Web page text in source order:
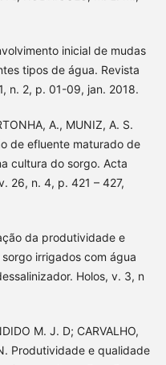
inicial de mudas
tipos de água. Revista
n. 2, p. 01-09, jan. 2018.
A., MUNIZ, A. S.
de efluente maturado de
cultura do sorgo. Acta
26, n. 4, p. 421 – 427,
da produtividade e
irrigados com água
Holos, v. 3, n
M. J. D; CARVALHO,
Produtividade e qualidade